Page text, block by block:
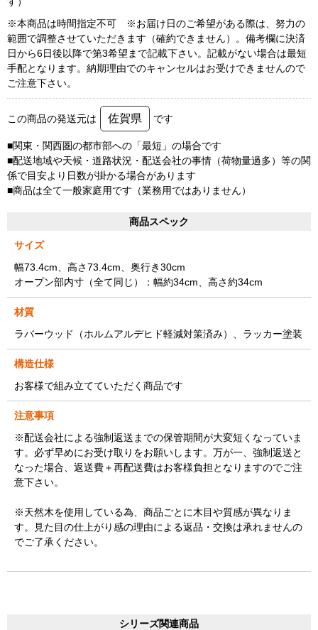
※本商品は時間指定不可 ※お届け日のご希望がある際は、努力の
範囲で調整させていただきます（確約できません）。備考欄に決済
日から6日後以降で第3希望まで記載下さい。記載がない場合は最短
手配となります。納期理由でのキャンセルはお受けできませんので
ご注意下さい。
この商品の発送元は 佐賀県 です
■関東・関西圏の都市部への「最短」の場合です
■配送地域や天候・道路状況・配送会社の事情（荷物量過多）等の関
係で目安より日数が掛かる場合があります
■商品は全て一般家庭用です（業務用ではありません）
商品スペック
サイズ
幅73.4cm、高さ73.4cm、奥行き30cm
オープン部内寸（全て同じ）：幅約34cm、高さ約34cm
材質
ラバーウッド（ホルムアルデヒド軽減対策済み）、ラッカー塗装
構造仕様
お客様で組み立てていただく商品です
注意事項
※配送会社による強制返送までの保管期間が大変短くなっていま
す。必ず早めにお受け取りをお願いします。万が一、強制返送と
なった場合、返送費＋再配送費はお客様負担となりますのでご注
意下さい。
※天然木を使用している為、商品ごとに木目や質感が異なりま
す。見た目の仕上がり感の理由による返品・交換は承れませんの
でご了承ください。
シリーズ関連商品